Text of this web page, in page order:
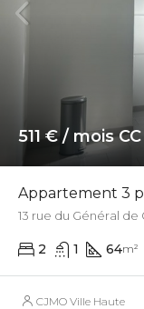
511 € / mois CC
Appartement 3
13 rue du Général de
2 1 64m²
CJMO Ville Haute